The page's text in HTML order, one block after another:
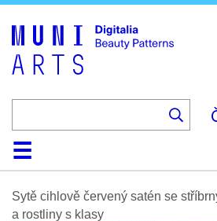
HomeBrowse
Search
About
HelpContactDigitalia
Sytě cihlově červený satén se
a rostliny s klasy